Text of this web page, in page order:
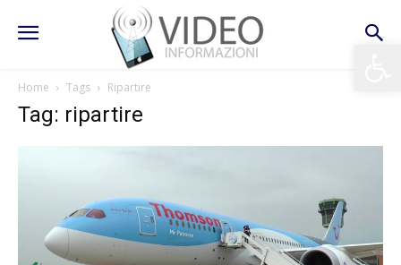
Home Tags Ripartire
Tag: ripartire